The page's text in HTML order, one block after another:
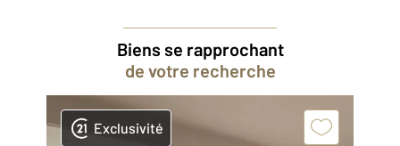
Biens se rapprochant
de votre recherche
Exclusivité